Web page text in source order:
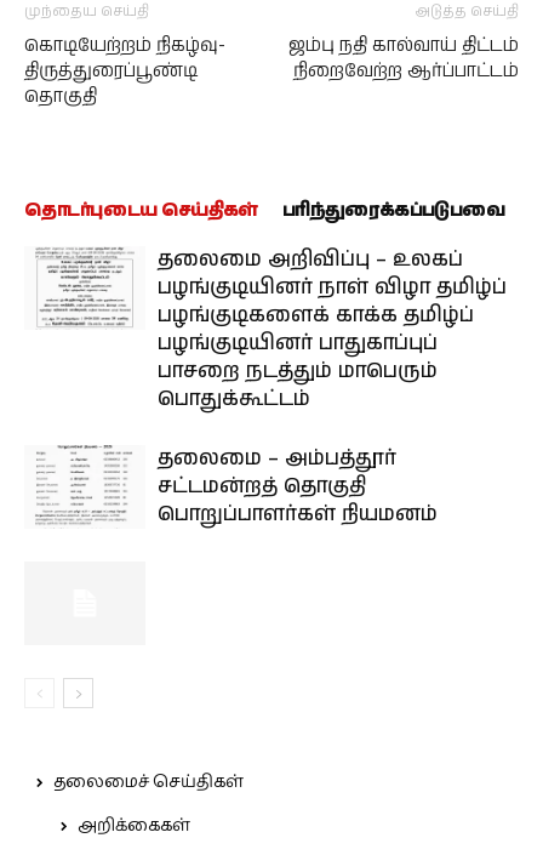
முந்தைய செய்தி
கொடியேற்றம் நிகழ்வு-
திருத்துரைப்பூண்டி
தொகுதி
அடுத்த செய்தி
ஜம்பு நதி கால்வாய் திட்டம்
நிறைவேற்ற ஆர்ப்பாட்டம்
தொடர்புடைய செய்திகள் பரிந்துரைக்கப்படுபவை
தலைமை அறிவிப்பு – உலகப்
பழங்குடியினர் நாள் விழா தமிழ்ப்
பழங்குடிகளைக் காக்க தமிழ்ப்
பழங்குடியினர் பாதுகாப்புப்
பாசறை நடத்தும் மாபெரும்
பொதுக்கூட்டம்
தலைமை – அம்பத்தூர்
சட்டமன்றத் தொகுதி
பொறுப்பாளர்கள் நியமனம்
தலைமைச் செய்திகள்
அறிக்கைகள்